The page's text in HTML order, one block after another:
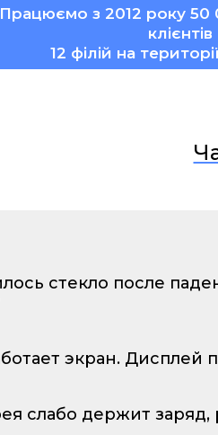
Працюємо з 2012 року 50
клієнтів
12 філій на
стекло после
экран. Дисплей
слабо держит заряд,